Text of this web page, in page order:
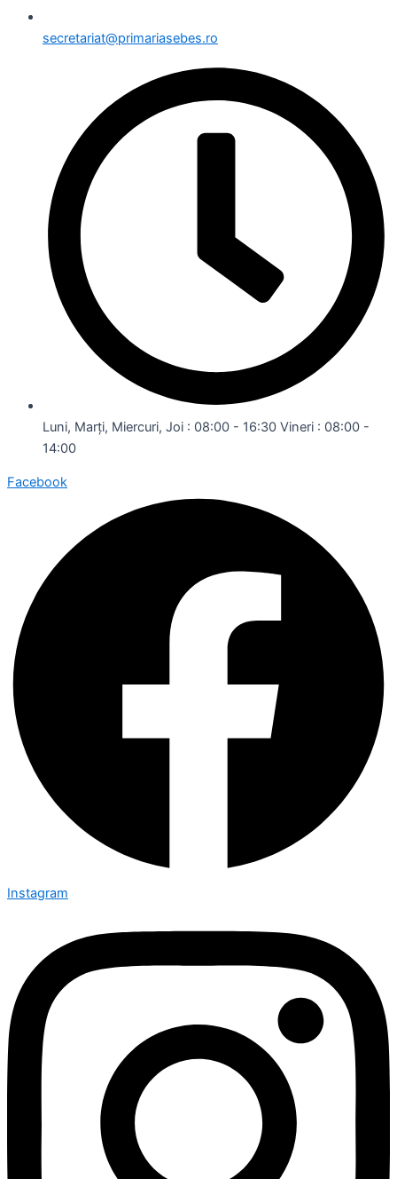
secretariat@primariasebes.ro
Luni, Marți, Miercuri, Joi : 08:00 - 16:30 Vineri : 08:00 -
14:00
Facebook
Instagram